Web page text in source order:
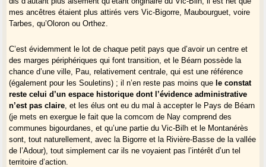
mes ancêtres étaient plus attirés vers Vic-Bigorre, Maubourguet, voire
Tarbes, qu’Oloron ou Orthez.
C’est évidemment le lot de chaque petit pays que d’avoir un centre et
des marges périphériques qui font transition, et le Béarn possède la
chance d’une ville, Pau, relativement centrale, qui est une référence
(également pour les Souletins) ; il n’en reste pas moins que le constat
reste celui d’un espace historique dont l’évidence administrative
n’est pas claire , et les élus ont eu du mal à accepter le Pays de Béarn
(je mets en exergue le fait que la comcom de Nay comprend des
communes bigourdanes, et qu’une partie du Vic-Bilh et le Montanérès
sont, tout naturellement, avec la Bigorre et la Rivière-Basse de la vallée
de l’Adour), tout simplement car ils ne voyaient pas l’intérêt d’un tel
territoire d’action.